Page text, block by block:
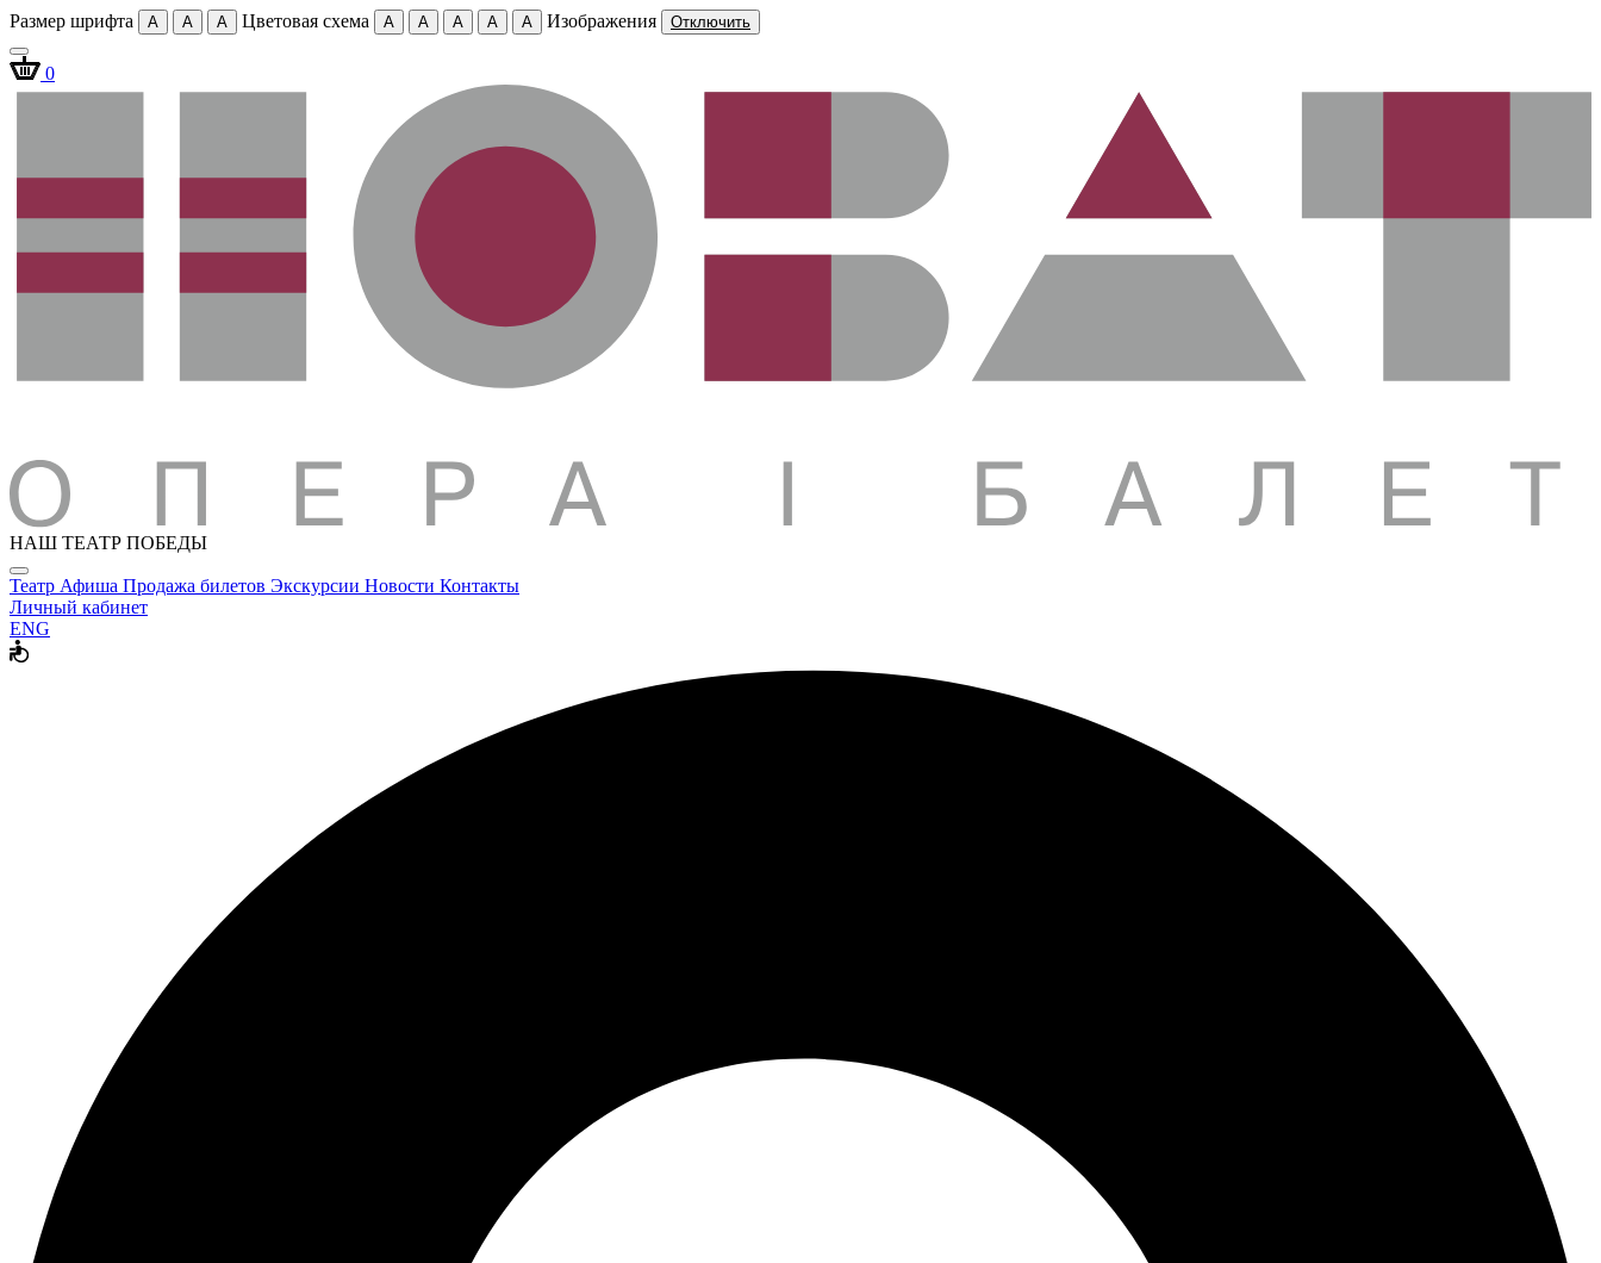
Размер шрифта A A A Цветовая схема A A A A A Изображения Отключить
0
НАШ ТЕАТР ПОБЕДЫ
Театр Афиша Продажа билетов Экскурсии Новости Контакты
Личный кабинет
ENG